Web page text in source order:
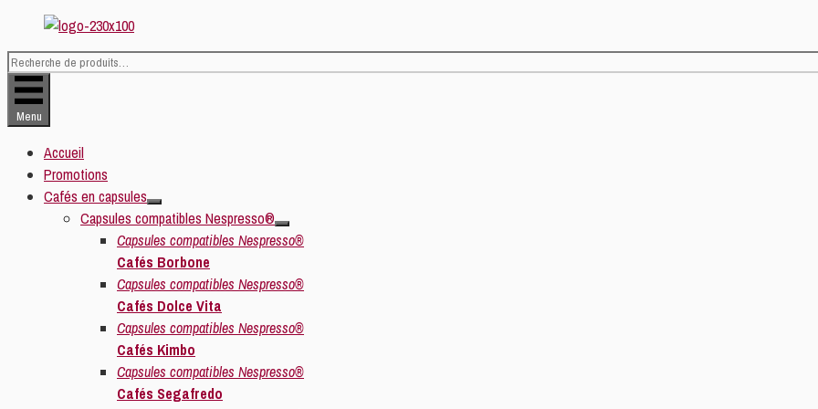
au
contenu
Recherche
pour :
Menu
Accueil
Promotions
Cafés en capsules
Capsules compatibles Nespresso®
Capsules compatibles Nespresso®
Cafés Borbone
Capsules compatibles Nespresso®
Cafés Dolce Vita
Capsules compatibles Nespresso®
Cafés Kimbo
Capsules compatibles Nespresso®
Cafés Segafredo